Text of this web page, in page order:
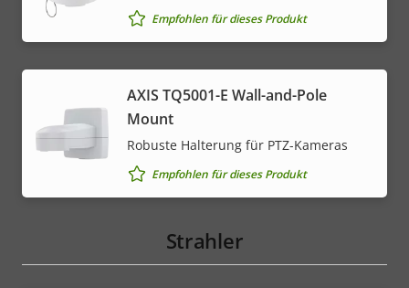
Empfohlen für dieses Produkt
AXIS TQ5001-E Wall-and-Pole
Mount
Robuste Halterung für PTZ-Kameras
Empfohlen für dieses Produkt
Strahler